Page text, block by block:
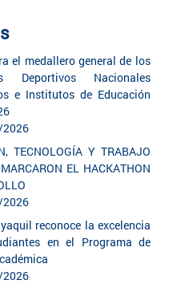
el medallero general de los
Deportivos Nacionales
e Institutos de Educación
2026
TECNOLOGÍA Y TRABAJO
EL HACKATHON
2026
reconoce la excelencia
en el Programa de
2026